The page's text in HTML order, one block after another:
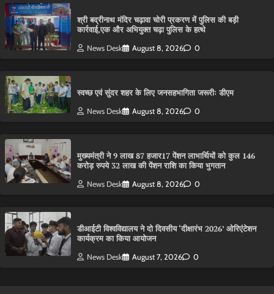
श्री बद्रीनाथ मंदिर चढ़ावा चोरी प्रकरण में पुलिस की बड़ी
कार्रवाई,एक और अभियुक्त चढ़ा पुलिस के हत्थे
News Desk August 8, 2026 0
स्वच्छ एवं सुंदर शहर के लिए जनसहभागिता जरूरीः डीएम
News Desk August 8, 2026 0
मुख्यमंत्री ने 9 लाख 87 हजार17 पेंशन लाभार्थियों को कुल 146
करोड़ रुपये 32 लाख की पेंशन राशि का किया भुगतान
News Desk August 8, 2026 0
डीआईटी विश्वविद्यालय ने दो दिवसीय ‘दीक्षारंभ 2026’ ओरिएंटेशन
कार्यक्रम का किया आयोजन
News Desk August 7, 2026 0